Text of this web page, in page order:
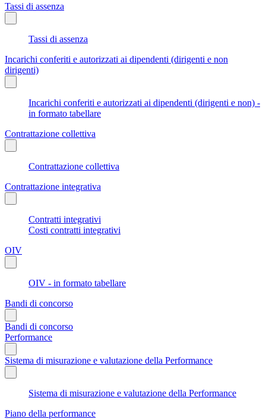
Tassi di assenza
Tassi di assenza
Incarichi conferiti e autorizzati ai dipendenti (dirigenti e non
dirigenti)
Incarichi conferiti e autorizzati ai dipendenti (dirigenti e non) -
in formato tabellare
Contrattazione collettiva
Contrattazione collettiva
Contrattazione integrativa
Contratti integrativi
Costi contratti integrativi
OIV
OIV - in formato tabellare
Bandi di concorso
Bandi di concorso
Performance
Sistema di misurazione e valutazione della Performance
Sistema di misurazione e valutazione della Performance
Piano della performance